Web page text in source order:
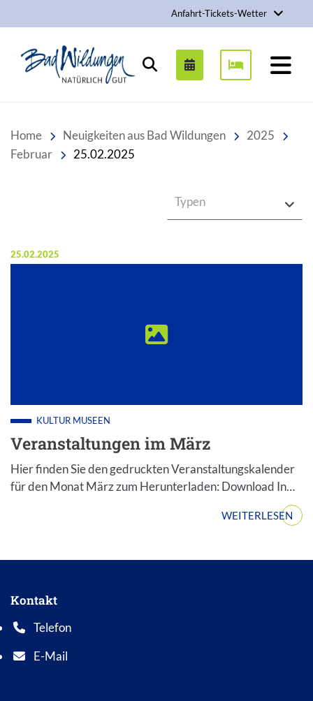
Anfahrt-Tickets-Wetter
Stadt Bad Wildungen
Suchen
Home Neuigkeiten aus Bad Wildungen
2025
Februar
25.02.2025
Typen
Veröffentlicht am:
25.02.2025
Veranstaltungen im März
KULTUR MUSEEN
Hier finden Sie den gedruckten Veranstaltungskalender
für den Monat März zum Herunterladen: Download In…
WEITERLESEN
Kontakt
Telefon
Telefonnummer: 0 5 6 2 1 7 0 1 0
E-Mail
E-Mail Adresse: info@bad-wildungen.de